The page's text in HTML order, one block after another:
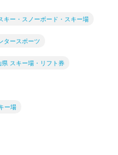
キー・スノーボード・スキー場
タースポーツ
県 スキー場・リフト券
ー場